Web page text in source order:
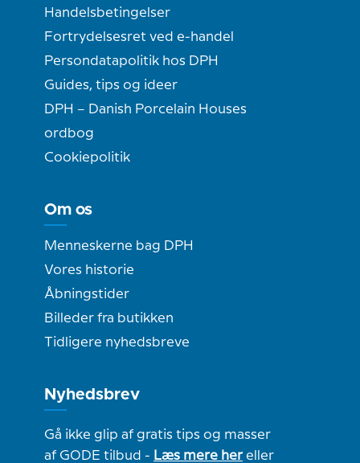
Handelsbetingelser
Fortrydelsesret ved e-handel
Persondatapolitik hos DPH
Guides, tips og ideer
DPH – Danish Porcelain Houses
ordbog
Cookiepolitik
Om os
Menneskerne bag DPH
Vores historie
Åbningstider
Billeder fra butikken
Tidligere nyhedsbreve
Nyhedsbrev
Gå ikke glip af gratis tips og masser
af GODE tilbud - Læs mere hereller